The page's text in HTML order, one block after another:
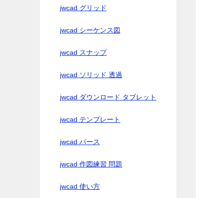
jwcad グリッド
jwcad シーケンス図
jwcad スナップ
jwcad ソリッド 透過
jwcad ダウンロード タブレット
jwcad テンプレート
jwcad パース
jwcad 作図練習 問題
jwcad 使い方